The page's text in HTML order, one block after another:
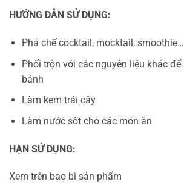
HƯỚNG DẪN SỬ DỤNG:
Pha chế cocktail, mocktail, smoothie…
Phối trộn với các nguyên liệu khác
bánh
Làm kem trái cây
Làm nước sốt cho các món ăn
HẠN SỬ DỤNG:
Xem trên bao bì sản phẩm